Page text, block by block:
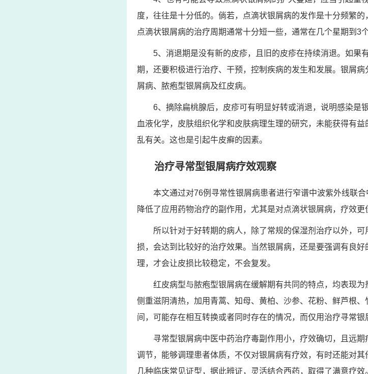
度，往往是十分低的。倘若，点滴状银屑病的发作是十分频繁
点滴状银屑病的治疗周期通常十分短一些，通常在几个星期到3
5、消退期是没有新的皮疹，且旧的皮疹在持续消退。如果
期，还要积极进行治疗、干预，控制疾病的发生和发展。银屑
屑病、脓疱型银屑病及红皮病。
6、摘除扁桃腺后，皮疹可有明显好转或消退，说明感染是
血液化学，皮肤组织化学和皮肤病理生理的研究，未能获得有
乱有关。这也是引起牛皮癣的因素。
治疗寻常型银屑病疗效观察
本文通过对76例寻常性银屑病患者进行窄谱中波紫外线联
降低了应用药物治疗的副作用，尤其是对点滴状银屑病，疗效更
所以针对于好转期的病人，除了常规的保湿剂治疗以外，
损，会达到比较好的治疗效果。当然银屑病，还是要强调有良
理，才会让皮损比较稳定，不会复发。
红皮病型与脓疱型银屑病在缓解期有共同的特点，均表现
侧重滋阴清热，加用青蒿、知母、黄柏、沙参、花粉、鲜芦根
间，可能存在相互转换或者同时存在的情况，而仅用治疗寻常银
寻常型银屑病中医中药治疗毒副作用小，疗效确切，且远
调节，能够调理患者体质，不仅对银屑病有疗效，有时还能对
几种临床常见证型，据此辨证，灵活结合西药，取得了满意疗效